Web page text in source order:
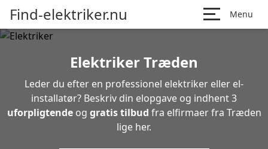
Find-elektriker.nu Menu
Elektriker Træden
Leder du efter en professionel elektriker eller el-
installatør? Beskriv din elopgave og indhent 3
uforpligtendeog gratis tilbud fra elfirmaer fra Træden
lige her.